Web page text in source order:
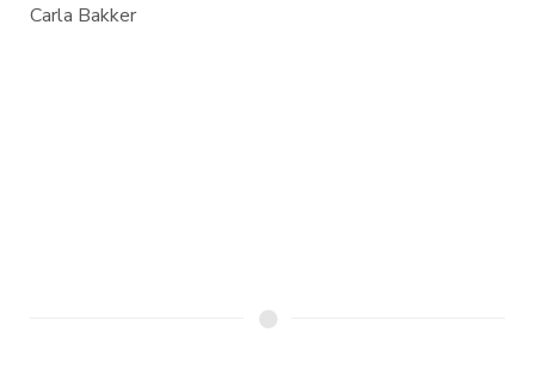
Carla Bakker